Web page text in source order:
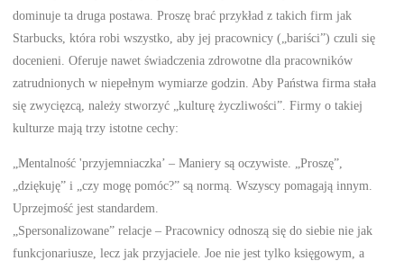
dominuje ta druga postawa. Proszę brać przykład z takich firm jak
Starbucks, która robi wszystko, aby jej pracownicy („bariści”) czuli się
docenieni. Oferuje nawet świadczenia zdrowotne dla pracowników
zatrudnionych w niepełnym wymiarze godzin. Aby Państwa firma stała
się zwycięzcą, należy stworzyć „kulturę życzliwości”. Firmy o takiej
kulturze mają trzy istotne cechy:
„Mentalność 'przyjemniaczka’ – Maniery są oczywiste. „Proszę”,
„dziękuję” i „czy mogę pomóc?” są normą. Wszyscy pomagają innym.
Uprzejmość jest standardem.
„Spersonalizowane” relacje – Pracownicy odnoszą się do siebie nie jak
funkcjonariusze, lecz jak przyjaciele. Joe nie jest tylko księgowym, a